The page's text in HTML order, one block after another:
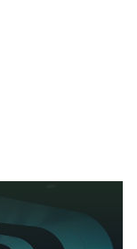
zur